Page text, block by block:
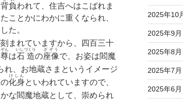
背負われて、住吉へはこばれま
ことかにわかに重くなられ、
た。
まれていますから、四百三十
ん
は石造
いしづくり
の座像
ざぞう
で、お姿は閻魔
れ、お地蔵さまというイメージ
化身
けしん
といわれていますので、
な閻魔地蔵として、崇められ
2025年10
2025年9月
2025年8月
2025年7月
2025年6月